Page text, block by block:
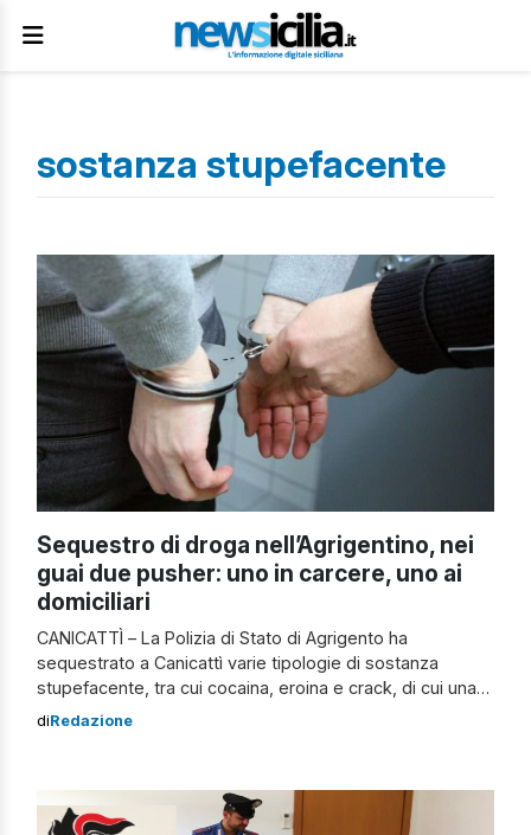
sostanza stupefacente
Sequestro di droga nell’Agrigentino, nei
guai due pusher: uno in carcere, uno ai
domiciliari
CANICATTÌ – La Polizia di Stato di Agrigento ha
sequestrato a Canicattì varie tipologie di sostanza
stupefacente, tra cui cocaina, eroina e crack, di cui una
parte già suddivisa in numerose dosi pronte per la
pesatura della […]
diRedazione